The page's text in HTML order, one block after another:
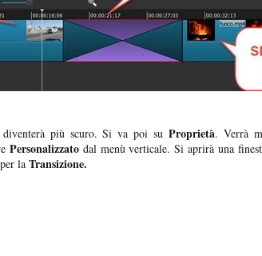
più scuro. Si va poi su Proprietà. Verrà
Personalizzatodal menù verticale. Si aprirà una
la Transizione.